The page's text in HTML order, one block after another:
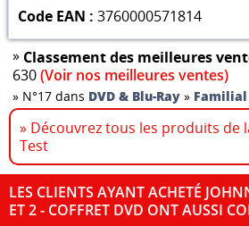
Code EAN : 3760000571814
» Classement des meilleures
630(Voir nos meilleures ventes)
» N°17 dans DVD & Blu-Ray » Familial
» Découvrez tous les produits de
Test
LES CLIENTS AYANT ACHETÉ
ET 2 - COFFRET DVD ONT AUSSI